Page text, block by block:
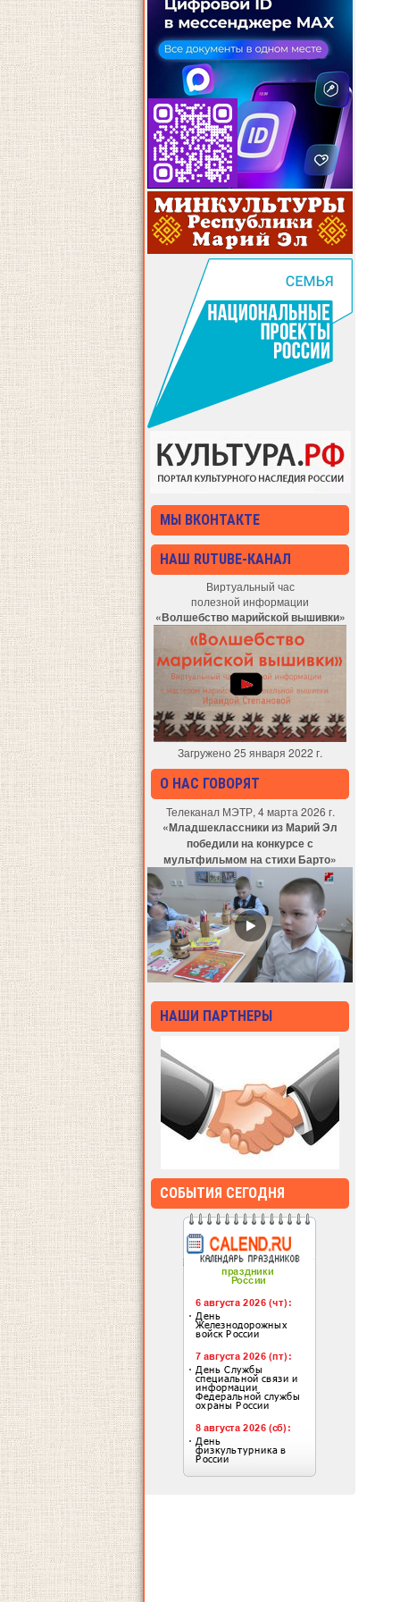
МЫ ВКОНТАКТЕ
НАШ RUTUBE-КАНАЛ
Виртуальный час
полезной информации
«Волшебство марийской вышивки»
Загружено 25 января 2022 г.
О НАС ГОВОРЯТ
Телеканал МЭТР, 4 марта 2026 г.
«Младшеклассники из Марий Эл
победили на конкурсе с
мультфильмом на стихи Барто»
НАШИ ПАРТНЕРЫ
СОБЫТИЯ СЕГОДНЯ